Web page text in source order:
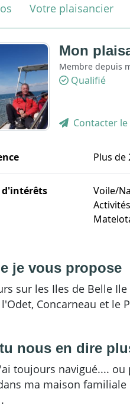
Votre plaisancier
Mon
Membre depuis
Qualifié
Contacter
Plus de
d'intérêts
Voile/
je vous propose
sur les Iles de Belle
Concarneau et le
nous en dire
toujours navigué.... ou
ma maison